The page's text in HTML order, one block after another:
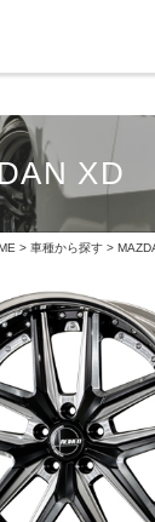
XD
> 車種から探す >